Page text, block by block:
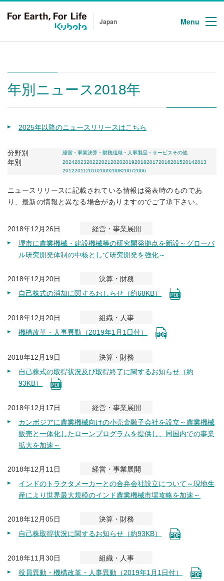
Japan Menu
年別ニュース2018年
2025年以降のニュースリリースはこちら
分野別 経営・事業決算・財務組織・人事製品・サービス その他
年別 202420232022202120202019201820172016201520142013
2012201120102009200820072006
ニュースリリースに記載されている情報は発表時のものであ
り、最新の情報と異なる場合がありますのでご了承下さい。
2018年12月26日
経営・事業展開
堺市に農業機械・建設機械等の研究開発拠点を新設～グローバ
ル研究開発体制の中核として研究開発を強化～
2018年12月20日
決算・財務
自己株式の消却に関するおしらせ（約68KB）
2018年12月20日
組織・人事
機構改革・人事異動（2019年1月1日付）
2018年12月19日
決算・財務
自己株式の取得状況及び取得終了に関するお知らせ（約
93KB）
2018年12月17日
経営・事業展開
カンボジアに農業機械向けの小売金融子会社を設立～農業機械
販売と一体化したローンプログラムを提供し、同国内での事業
拡大を加速～
2018年12月11日
経営・事業展開
インドのトラクタメーカーとの合弁会社設立について～現地生
産により世界最大規模のインド農業機械市場攻略を加速～
2018年12月05日
決算・財務
自己株取得状況に関するお知らせ（約93KB）
2018年11月30日
組織・人事
役員異動・機構改革・人事異動（2019年1月1日付）